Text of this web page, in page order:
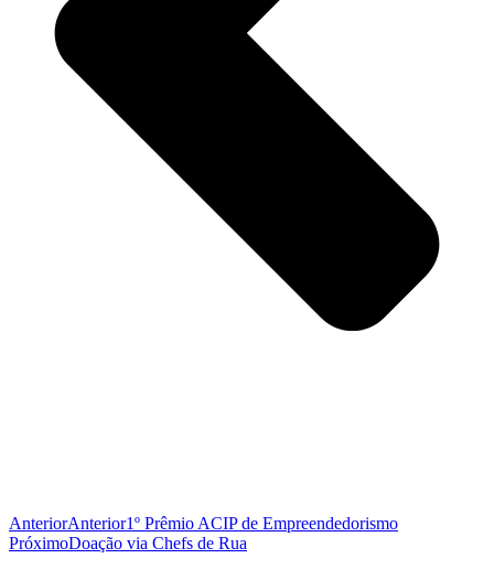
AnteriorAnterior1º Prêmio ACIP de Empreendedorismo
PróximoDoação via Chefs de Rua